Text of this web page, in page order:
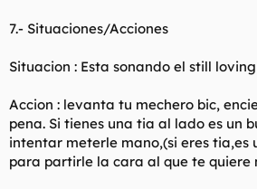
7.- Situaciones/Acciones
Situacion : Esta sonando el still
Accion : levanta tu mechero bic,
pena. Si tienes una tia al lado es un
intentar meterle mano,(si eres tia,es
para partirle la cara al que te quiere